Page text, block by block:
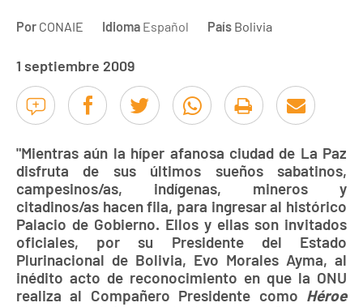
Por CONAIE Idioma Español País Bolivia
1 septiembre 2009
"Mientras aún la híper afanosa ciudad de La Paz
disfruta de sus últimos sueños sabatinos,
campesinos/as, indígenas, mineros y
citadinos/as hacen fila, para ingresar al histórico
Palacio de Gobierno. Ellos y ellas son invitados
oficiales, por su Presidente del Estado
Plurinacional de Bolivia, Evo Morales Ayma, al
inédito acto de reconocimiento en que la ONU
realiza al Compañero Presidente como Héroe